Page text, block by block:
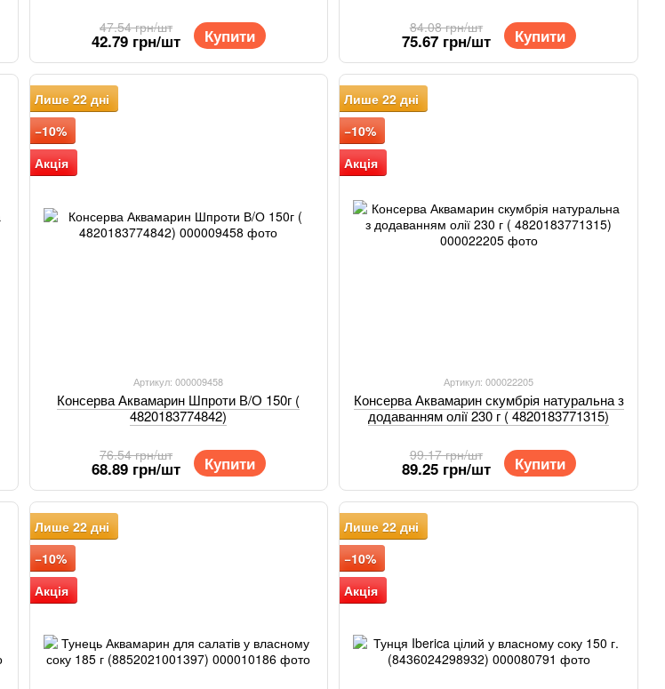
47.54 грн/шт
42.79 грн/шт Купити 84.08 грн/шт
75.67 грн/шт Купити
Лише 22 дні
−10%
Акція
Артикул: 000009458
Консерва Аквамарин Шпроти В/О 150г (
4820183774842)
76.54 грн/шт
68.89 грн/шт Купити
Лише 22 дні
−10%
Акція
Артикул: 000022205
Консерва Аквамарин скумбрія натуральна з
додаванням олії 230 г ( 4820183771315)
99.17 грн/шт
89.25 грн/шт Купити
Лише 22 дні
−10%
Акція
Лише 22 дні
−10%
Акція